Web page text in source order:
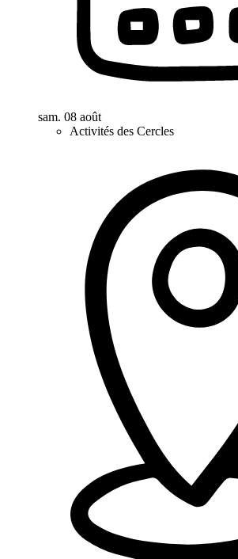
sam. 08 août
Activités des Cercles